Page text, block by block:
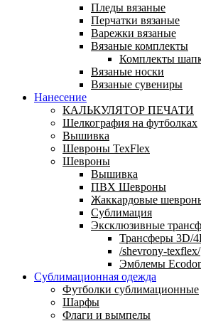
Пледы вязаные
Перчатки вязаные
Варежки вязаные
Вязаные комплекты
Комплекты
Вязаные носки
Вязаные сувениры
Нанесение
КАЛЬКУЛЯТОР ПЕЧАТИ
Шелкография на футболках
Вышивка
Шевроны TexFlex
Шевроны
Вышивка
ПВХ Шевроны
Жаккардовые
Сублимация
Эксклюзивные
Трансферы 3D/
/shevrony-texflex/
Эмблемы
Сублимационная одежда
Футболки сублимационные
Шарфы
Флаги и вымпелы